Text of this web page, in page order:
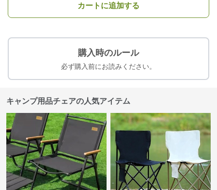
カートに追加する
購入時のルール
必ず購入前にお読みください。
キャンプ用品チェアの人気アイテム